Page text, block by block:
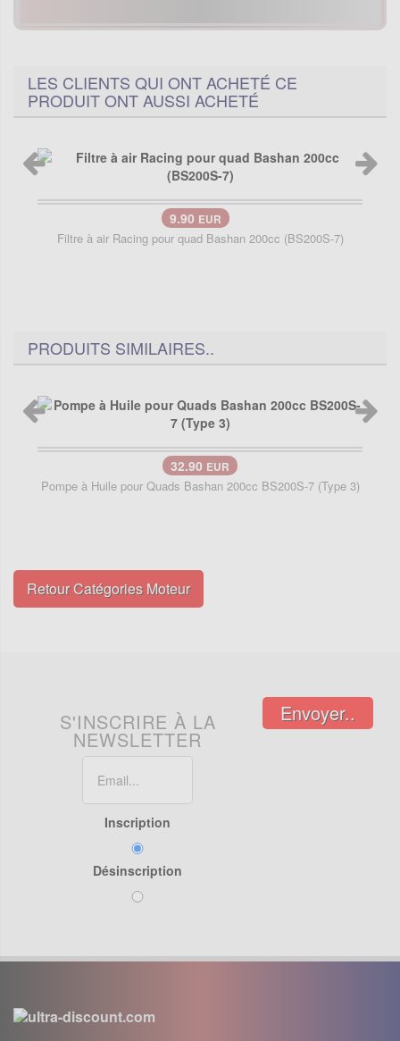
LES CLIENTS QUI ONT ACHETÉ CE
PRODUIT ONT AUSSI ACHETÉ
9.90 EUR
Filtre à air Racing pour quad Bashan 200cc (BS200S-7)
PRODUITS SIMILAIRES..
32.90 EUR
Pompe à Huile pour Quads Bashan 200cc BS200S-7 (Type 3)
Retour Catégories Moteur
S'INSCRIRE À LA
NEWSLETTER
Inscription
Désinscription
Envoyer..